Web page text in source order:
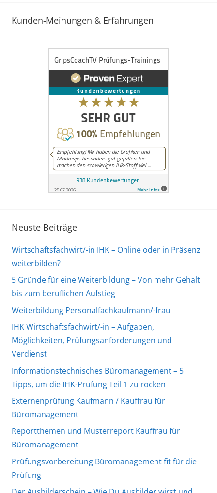
r
i
l
k
d
e
Kunden-Meinungen & Erfahrungen
Neuste Beiträge
Wirtschaftsfachwirt/-in IHK – Online oder in Präsenz
weiterbilden?
5 Gründe für eine Weiterbildung – Von mehr Gehalt
bis zum beruflichen Aufstieg
Weiterbildung Personalfachkaufmann/-frau
IHK Wirtschaftsfachwirt/-in – Aufgaben,
Möglichkeiten, Prüfungsanforderungen und
Verdienst
Informationstechnisches Büromanagement – 5
Tipps, um die IHK-Prüfung Teil 1 zu rocken
Externenprüfung Kaufmann / Kauffrau für
Büromanagement
Reportthemen und Musterreport Kauffrau für
Büromanagement
Prüfungsvorbereitung Büromanagement fit für die
Prüfung